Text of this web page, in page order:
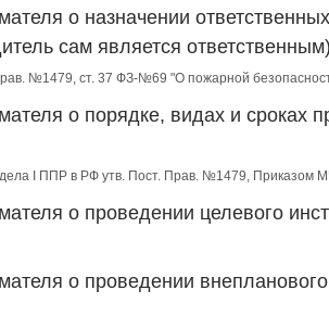
о назначении
сам является ответственным)
№1479, ст. 37 ФЗ-№69 "О пожарной
о порядке, видах и сроках
I ППР в РФ утв. Пост. Прав. №1479, Приказом
о проведении целевого
о проведении